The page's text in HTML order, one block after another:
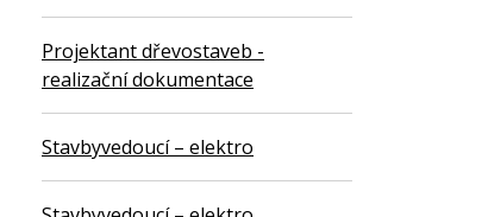
Projektant dřevostaveb -
realizační dokumentace
Stavbyvedoucí – elektro